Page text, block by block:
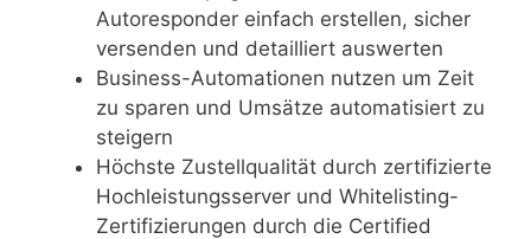
Autoresponder einfach erstellen, sicher
versenden und detailliert auswerten
Business-Automationen nutzen um Zeit
zu sparen und Umsätze automatisiert zu
steigern
Höchste Zustellqualität durch zertifizierte
Hochleistungsserver und Whitelisting-
Zertifizierungen durch die Certified